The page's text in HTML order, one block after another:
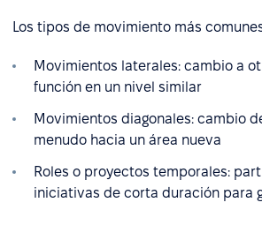
Los tipos de movimiento más
Movimientos laterales: cambio a
función en un nivel similar
Movimientos diagonales: cambio
menudo hacia un área nueva
Roles o proyectos temporales:
iniciativas de corta duración para